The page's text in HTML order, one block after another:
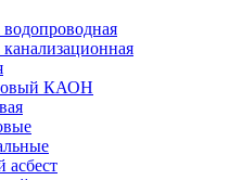
КАОН
асбеcт